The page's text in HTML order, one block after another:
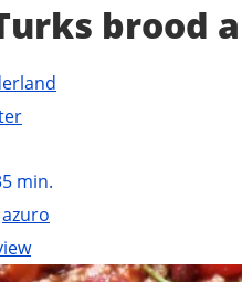
brood
min.
azuro